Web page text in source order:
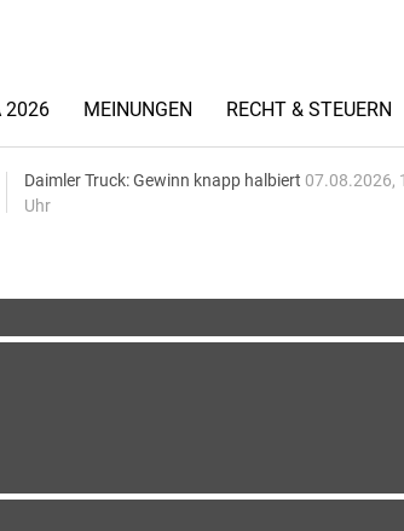
2026 MEINUNGEN RECHT & STEUERN
Daimler Truck: Gewinn knapp halbiert 07.08.2026,
Uhr